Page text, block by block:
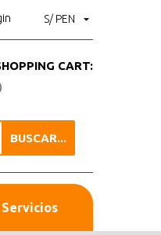
S/ PEN
CART:
BUSCAR...
Servicios